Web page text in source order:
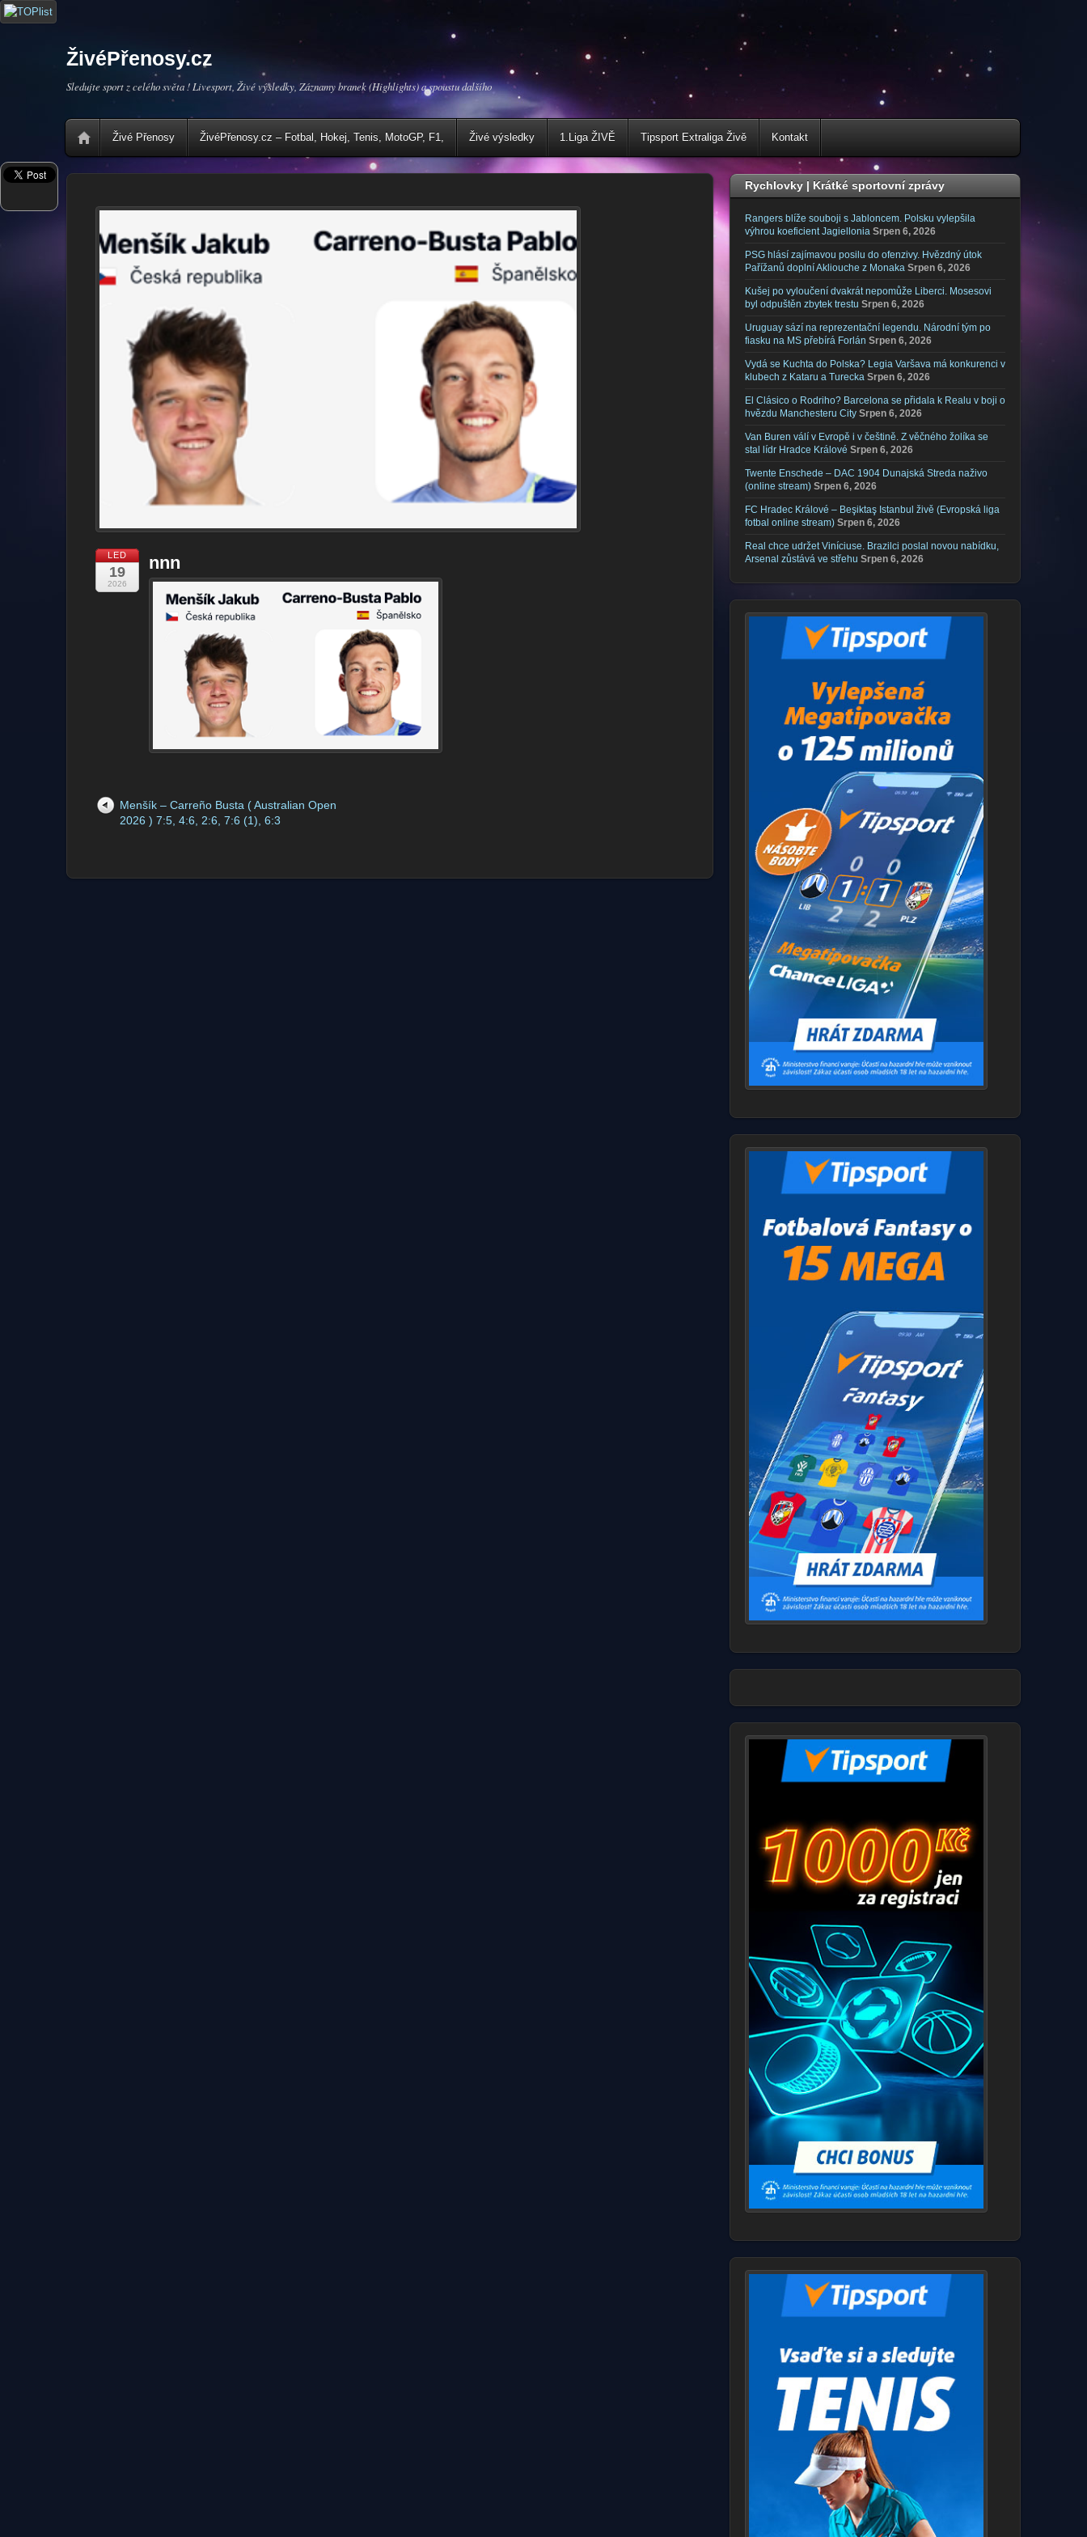
ŽivéPřenosy.cz
Sledujte sport z celého světa ! Livesport, Živé výsledky, Záznamy branek (Highlights) a spoustu dalšího
Živé Přenosy ŽivéPřenosy.cz – Fotbal, Hokej, Tenis, MotoGP, F1, Živé výsledky 1.Liga ŽIVĚ Tipsport Extraliga Živě Kontakt
LED
19
2026
nnn
Menšík – Carreño Busta ( Australian Open
2026 ) 7:5, 4:6, 2:6, 7:6 (1), 6:3
Rychlovky | Krátké sportovní zprávy
Rangers blíže souboji s Jabloncem. Polsku vylepšila
výhrou koeficient Jagiellonia Srpen 6, 2026
PSG hlásí zajímavou posilu do ofenzivy. Hvězdný útok
Pařížanů doplní Akliouche z Monaka Srpen 6, 2026
Kušej po vyloučení dvakrát nepomůže Liberci. Mosesovi
byl odpuštěn zbytek trestu Srpen 6, 2026
Uruguay sází na reprezentační legendu. Národní tým po
fiasku na MS přebírá Forlán Srpen 6, 2026
Vydá se Kuchta do Polska? Legia Varšava má konkurenci v
klubech z Kataru a Turecka Srpen 6, 2026
El Clásico o Rodriho? Barcelona se přidala k Realu v boji o
hvězdu Manchesteru City Srpen 6, 2026
Van Buren válí v Evropě i v češtině. Z věčného žolíka se
stal lídr Hradce Králové Srpen 6, 2026
Twente Enschede – DAC 1904 Dunajská Streda naživo
(online stream) Srpen 6, 2026
FC Hradec Králové – Beşiktaş Istanbul živě (Evropská liga
fotbal online stream) Srpen 6, 2026
Real chce udržet Viníciuse. Brazilci poslal novou nabídku,
Arsenal zůstává ve střehu Srpen 6, 2026